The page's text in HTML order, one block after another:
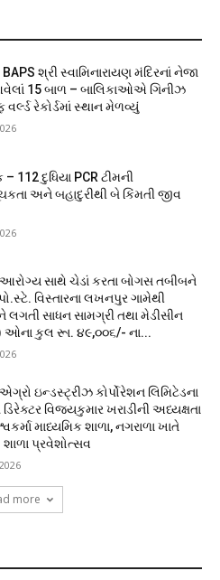
BAPS શ્રી સ્વામિનારાયણ મંદિરનાં નેજા
15 બાળ – બાલિકાઓએ ગિનીઝ
રેકોર્ડમાં સ્થાન મેળવ્યું
112 દુધિયા PCR ટીમની
અને બહાદુરીથી બે કિંમતી જીવ
આરોગ્ય સાથે ચેડાં કરતા બોગસ તબીબને
વિસ્તારના લખનપુર ગામેથી
લગતી સાધન સામગ્રી તથા મેડીસીન
કુલ રૂા. ૪૯,૦૦૬/- ના...
ઇન્ડસ્ટ્રીઝ કોર્પોરેશન લિમિટેડના
વિજયકુમાર ખરાડીની અધ્યક્ષતા
માધ્યમિક શાળા, નગરાળા ખાતે
શાળા પ્રવેશોત્સવ
more